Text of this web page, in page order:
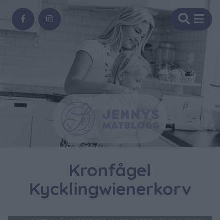
Kronfågel
Kycklingwienerkorv